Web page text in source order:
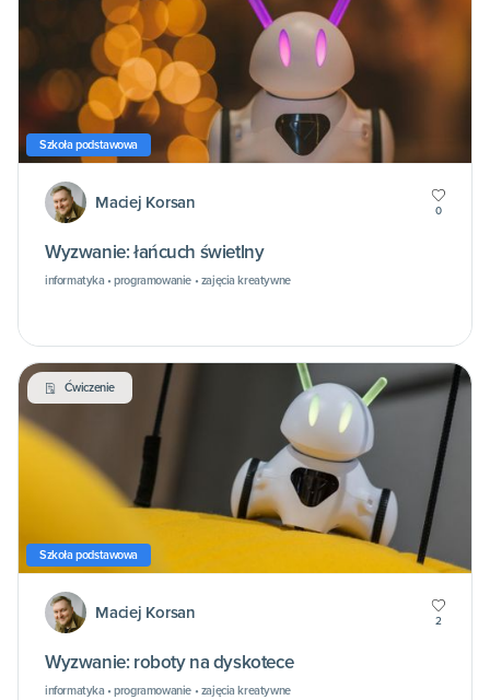
Szkoła podstawowa
Maciej Korsan 0
Wyzwanie: łańcuch świetlny
informatyka • programowanie • zajęcia kreatywne
Ćwiczenie
Szkoła podstawowa
Maciej Korsan 2
Wyzwanie: roboty na dyskotece
informatyka • programowanie • zajęcia kreatywne